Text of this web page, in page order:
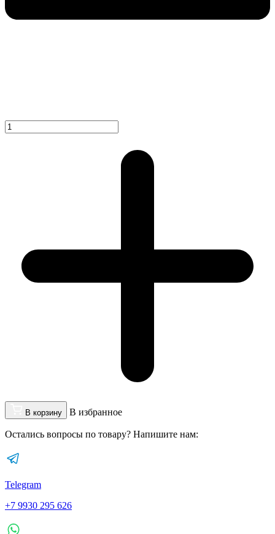
В корзину В избранное
Остались вопросы по товару? Напишите нам:
Telegram
+7 9930 295 626